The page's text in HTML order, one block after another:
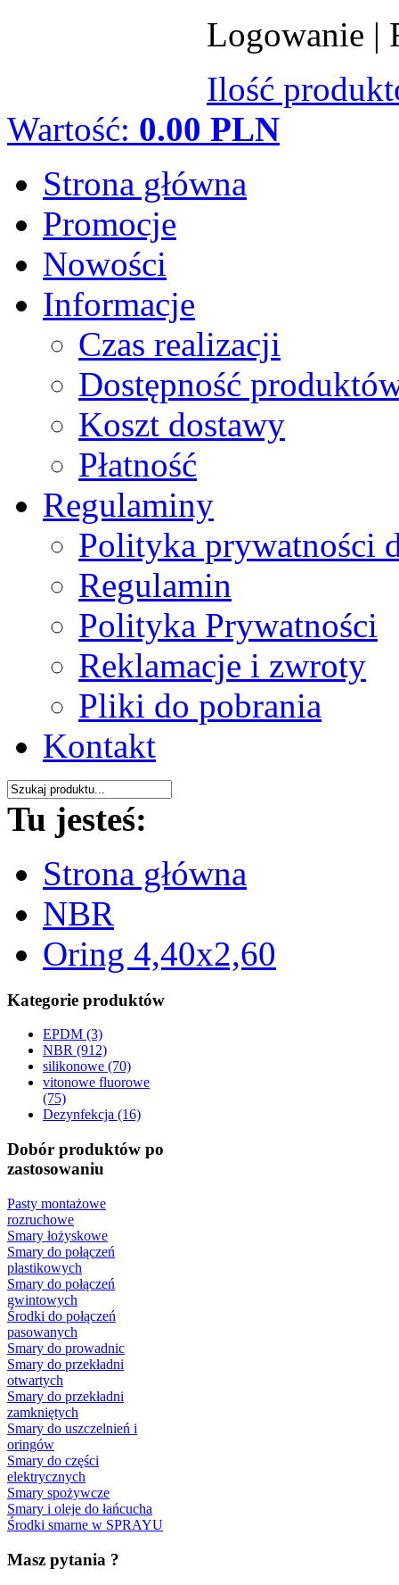
Logowanie |
Ilość
Wartość: 0.00 PLN
Strona główna
Promocje
Nowości
Informacje
Czas realizacji
Dostępność
Koszt dostawy
Płatność
Regulaminy
Polityka prywatności
Regulamin
Polityka Prywatności
Reklamacje i zwroty
Pliki do pobrania
Kontakt
Tu jesteś:
Strona główna
NBR
Oring 4,40x2,60
Kategorie produktów
EPDM (3)
NBR (912)
silikonowe (70)
vitonowe fluorowe
(75)
Dezynfekcja (16)
Dobór produktów po
zastosowaniu
Pasty montażowe
rozruchowe
Smary łożyskowe
Smary do połączeń
plastikowych
Smary do połączeń
gwintowych
Środki do połączeń
pasowanych
Smary do prowadnic
Smary do przekładni
otwartych
Smary do przekładni
zamkniętych
Smary do uszczelnień i
oringów
Smary do części
elektrycznych
Smary spożywcze
Smary i oleje do łańcucha
Środki smarne w SPRAYU
Masz pytania ?